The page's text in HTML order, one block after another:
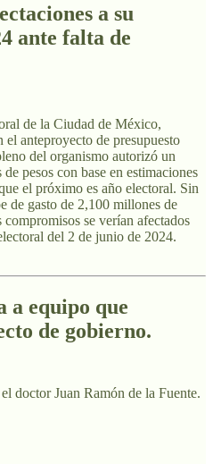
a su
ante falta de
de la Ciudad de México,
anteproyecto de presupuesto
del organismo autorizó un
pesos con base en estimaciones
el próximo es año electoral. Sin
de gasto de 2,100 millones de
se verían afectados
del 2 de junio de 2024.
a equipo que
de gobierno.
doctor Juan Ramón de la Fuente.